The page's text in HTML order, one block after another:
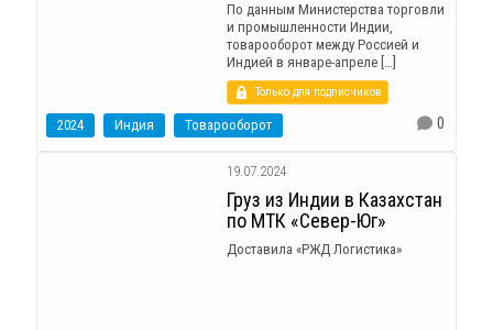
По данным Министерства торговли
и промышленности Индии,
товарооборот между Россией и
Индией в январе-апреле […]
Только для подписчиков
2024 Индия Товарооборот 0
19.07.2024
Груз из Индии в Казахстан
по МТК «Север-Юг»
Доставила «РЖД Логистика»